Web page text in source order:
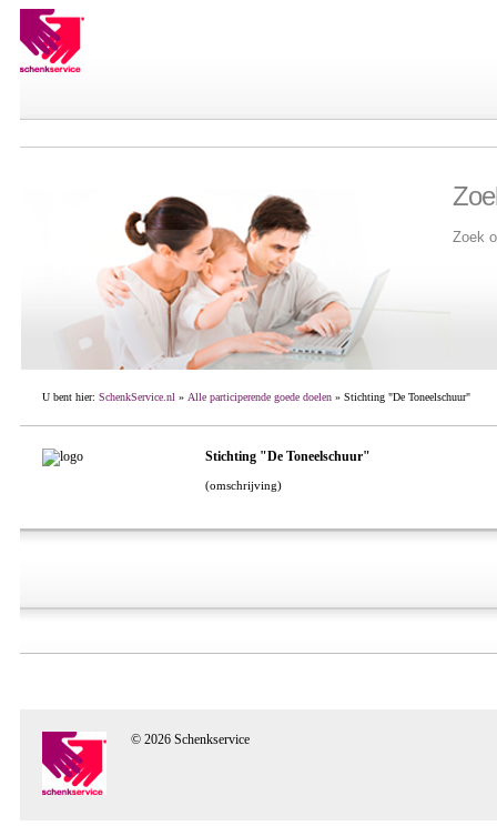
Zoek
U bent hier: SchenkService.nl » Alle participerende goede doelen» Stichting "De Toneelschuur"
Stichting "De Toneelschuur"
(omschrijving)
© 2026 Schenkservice